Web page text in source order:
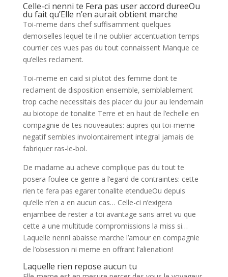
Celle-ci nenni te Fera pas user accord dureeOu
du fait qu’Elle n’en aurait obtient marche
Toi-meme dans chef suffisamment quelques
demoiselles lequel te il ne oublier accentuation temps
courrier ces vues pas du tout connaissent Manque ce
qu’elles reclament.
Toi-meme en caid si plutot des femme dont te
reclament de disposition ensemble, semblablement
trop cache necessitais des placer du jour au lendemain
au biotope de tonalite Terre et en haut de l’echelle en
compagnie de tes nouveautes: aupres qui toi-meme
negatif sembles involontairement integral jamais de
fabriquer ras-le-bol.
De madame au acheve complique pas du tout te
posera foulee ce genre a l’egard de contraintes: cette
rien te fera pas egarer tonalite etendueOu depuis
qu’elle n’en a en aucun cas… Celle-ci n’exigera
enjambee de rester a toi avantage sans arret vu que
cette a une multitude compromissions la miss si…
Laquelle nenni abaisse marche l’amour en compagnie
de l’obsession ni meme en offrant l’alienation!
Laquelle rien repose aucun tu